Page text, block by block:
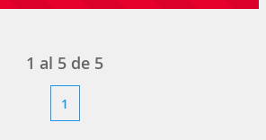
1 al 5 de 5
1